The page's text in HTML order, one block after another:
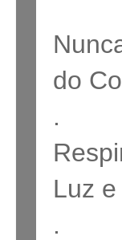
do
.
Luz
.